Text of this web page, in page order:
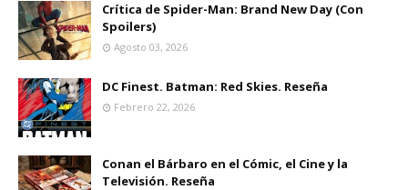
Crítica de Spider-Man: Brand New Day (Con
Spoilers)
Agosto 03, 2026
DC Finest. Batman: Red Skies. Reseña
Febrero 22, 2026
Conan el Bárbaro en el Cómic, el Cine y la
Televisión. Reseña